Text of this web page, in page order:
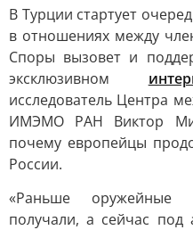
В Турции стартует
в отношениях между
Споры вызовет и
эксклюзивном
исследователь Центра
ИМЭМО РАН Виктор
почему европейцы
России.
«Раньше оружейные
получали, а сейчас под